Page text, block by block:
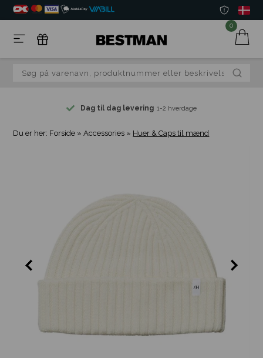
0
Dag til dag levering 1-2 hverdage
Du er her: Forside »Accessories » Huer & Caps til mænd